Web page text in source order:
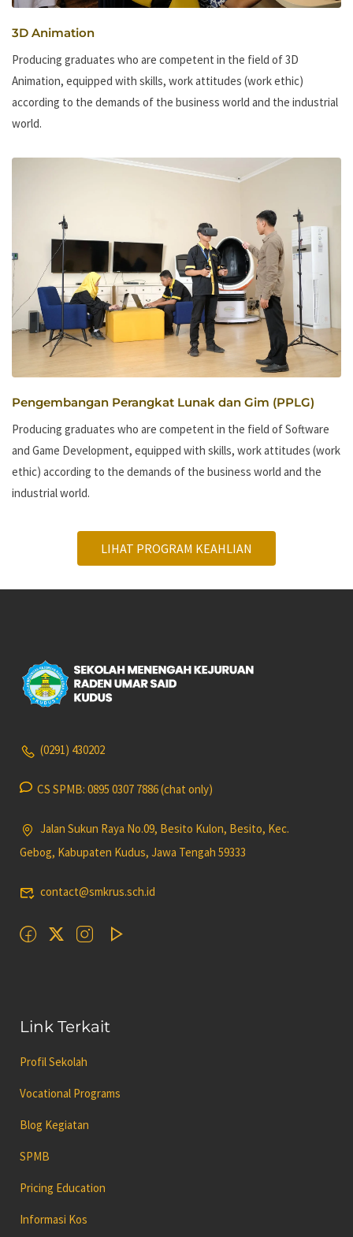
3D Animation
Producing graduates who are competent in the field of 3D
Animation, equipped with skills, work attitudes (work ethic)
according to the demands of the business world and the industrial
world.
Pengembangan Perangkat Lunak dan Gim (PPLG)
Producing graduates who are competent in the field of Software
and Game Development, equipped with skills, work attitudes (work
ethic) according to the demands of the business world and the
industrial world.
LIHAT PROGRAM KEAHLIAN
(0291) 430202
CS SPMB: 0895 0307 7886 (chat only)
Jalan Sukun Raya No.09, Besito Kulon, Besito, Kec.
Gebog, Kabupaten Kudus, Jawa Tengah 59333
contact@smkrus.sch.id
Link Terkait
Profil Sekolah
Vocational Programs
Blog Kegiatan
SPMB
Pricing Education
Informasi Kos